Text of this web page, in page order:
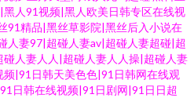
人91视频|黑人欧美日韩专区在线视
91精品|黑丝草影院|黑丝后入小说在
人妻97|超碰人妻av|超碰人妻超碰|超
人妻人人|超碰人妻人人操|超碰人妻
频|91日韩天美色色|91日韩网在线观
日韩在线视频|91日剧网|91日日超